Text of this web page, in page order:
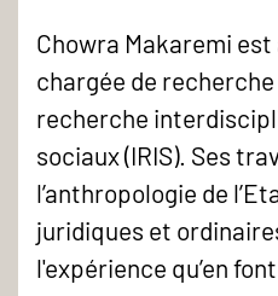
Chowra Makaremi
chargée de
recherche
sociaux (IRIS). Ses
l’anthropologie de
juridiques et
l'expérience qu’en